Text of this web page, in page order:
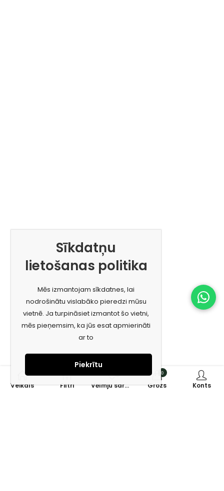
Veikals Filtri Vēlmju saraksts
0
Grozs Konts
Sīkdatņu
lietošanas politika
Mēs izmantojam sīkdatnes, lai
nodrošinātu vislabāko pieredzi mūsu
vietnē. Ja turpināsiet izmantot šo vietni,
mēs pieņemsim, ka jūs esat apmierināti
ar to
Piekrītu